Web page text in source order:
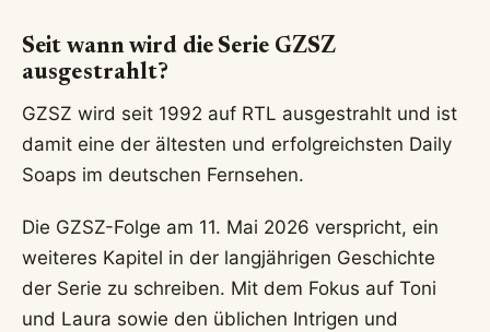
Seit wann wird die Serie GZSZ
ausgestrahlt?
GZSZ wird seit 1992 auf RTL ausgestrahlt und ist
damit eine der ältesten und erfolgreichsten Daily
Soaps im deutschen Fernsehen.
Die GZSZ-Folge am 11. Mai 2026 verspricht, ein
weiteres Kapitel in der langjährigen Geschichte
der Serie zu schreiben. Mit dem Fokus auf Toni
und Laura sowie den üblichen Intrigen und